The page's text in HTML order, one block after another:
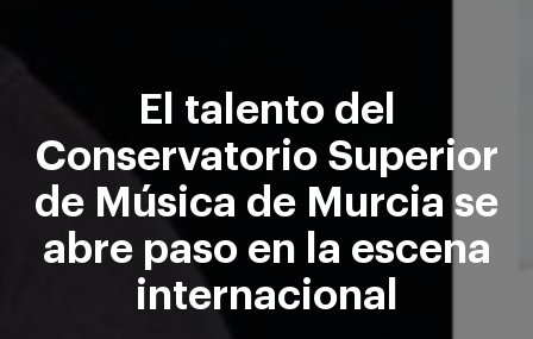
El talento del
Conservatorio Superior
de Música de Murcia se
abre paso en la escena
internacional